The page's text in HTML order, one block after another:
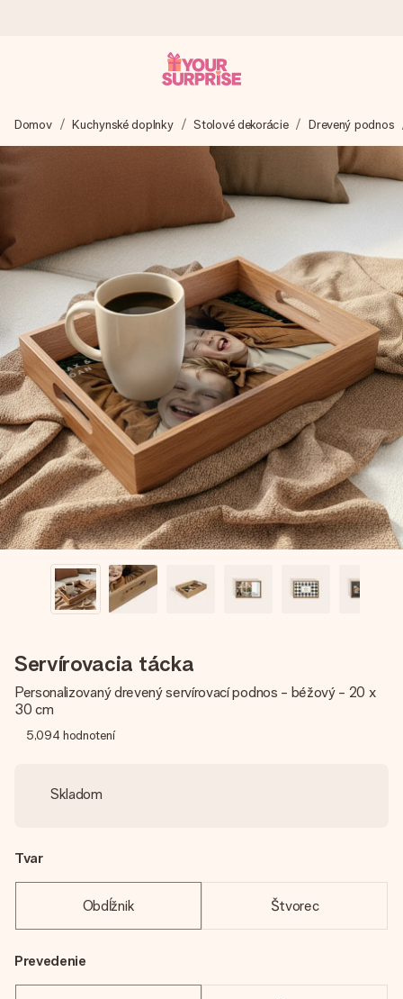
Váš darček starostlivo vyrobíme a bleskovo odošleme –
aby ste ho mohli darovať presne v ten správny okamih, keď
4,7 (na základe +15 000 recenzií)
Naše darčeky inšpirujú. Zákazníci nás na Google Reviews
hodnotia známkou 4,7.
Kartička s venovaním zdarma
Vytvorte niečo výnimočné v pár jednoduchých krokoch – s
jej menom, vašou fotografiou alebo odkazom, ktorý naozaj
zahreje pri srdci. Žiadne zbytočnosti, len veľa lásky pre ten
pravý moment.
Domov Kuchynské doplnky Stolové dekorácie Drevený podnos
Servírovacia tácka
Personalizovaný drevený servírovací podnos - béžový - 20 x
30 cm
5,094 hodnotení
Skladom
Tvar
Obdĺžnik Štvorec
Prevedenie